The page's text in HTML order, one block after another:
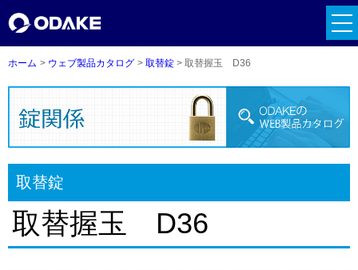
ホーム ウェブ製品カタログ 取替錠 取替握玉 D36
取替錠
取替握玉 D36